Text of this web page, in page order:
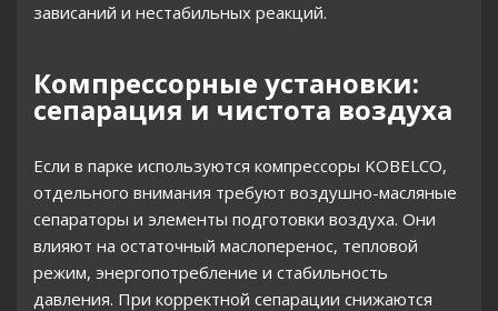
зависаний и нестабильных реакций.
Компрессорные установки:
сепарация и чистота воздуха
Если в парке используются компрессоры KOBELCO,
отдельного внимания требуют воздушно-масляные
сепараторы и элементы подготовки воздуха. Они
влияют на остаточный маслоперенос, тепловой
режим, энергопотребление и стабильность
давления. При корректной сепарации снижаются